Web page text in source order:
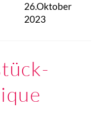
26.Oktober
2023